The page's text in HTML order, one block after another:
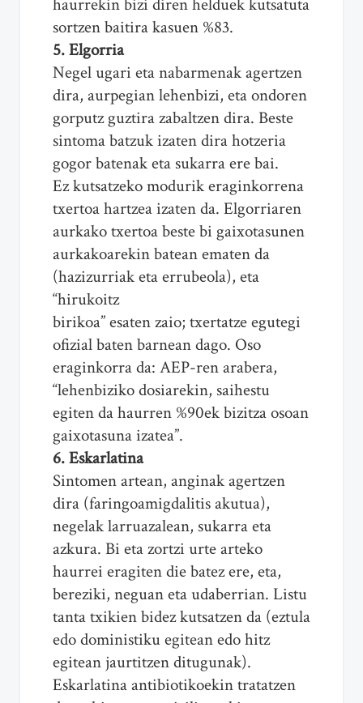
sortzen baitira kasuen %83.
5. Elgorria
Negel ugari eta nabarmenak agertzen
dira, aurpegian lehenbizi, eta ondoren
gorputz guztira zabaltzen dira. Beste
sintoma batzuk izaten dira hotzeria
gogor batenak eta sukarra ere bai.
Ez kutsatzeko modurik eraginkorrena
txertoa hartzea izaten da. Elgorriaren
aurkako txertoa beste bi gaixotasunen
aurkakoarekin batean ematen da
(hazizurriak eta errubeola), eta
“hirukoitz
birikoa” esaten zaio; txertatze egutegi
ofizial baten barnean dago. Oso
eraginkorra da: AEP-ren arabera,
“lehenbiziko dosiarekin, saihestu
egiten da haurren %90ek bizitza osoan
gaixotasuna izatea”.
6. Eskarlatina
Sintomen artean, anginak agertzen
dira (faringoamigdalitis akutua),
negelak larruazalean, sukarra eta
azkura. Bi eta zortzi urte arteko
haurrei eragiten die batez ere, eta,
bereziki, neguan eta udaberrian. Listu
tanta txikien bidez kutsatzen da (eztula
edo doministiku egitean edo hitz
egitean jaurtitzen ditugunak).
Eskarlatina antibiotikoekin tratatzen